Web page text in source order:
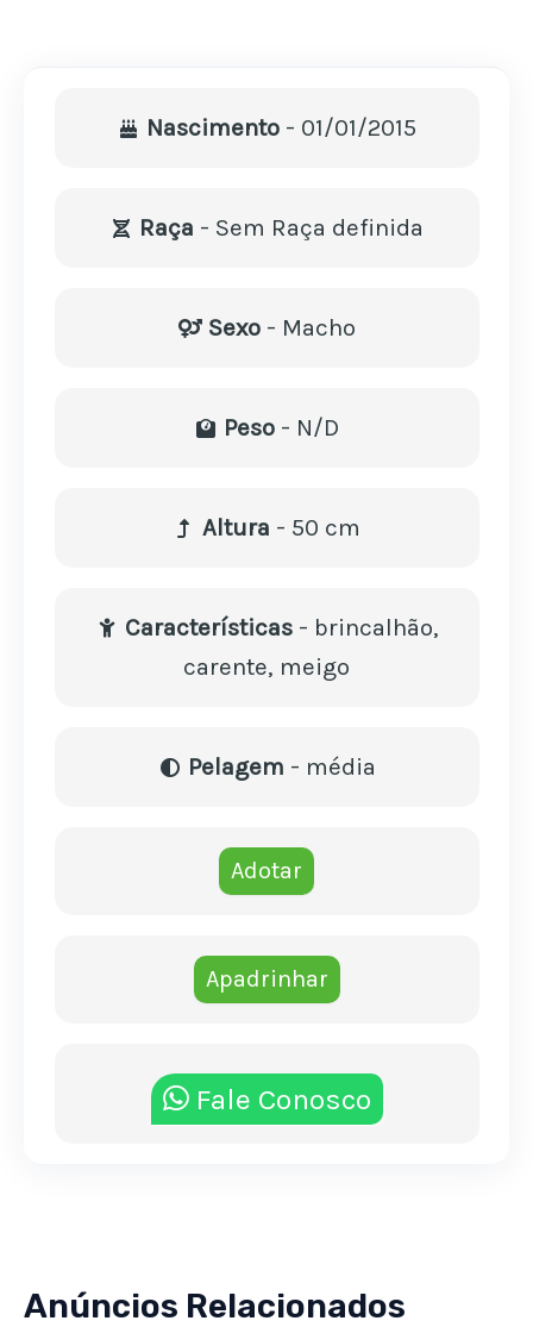
Nascimento - 01/01/2015
Raça - Sem Raça definida
Sexo- Macho
Peso - N/D
Altura - 50 cm
Características- brincalhão,
carente, meigo
Pelagem - média
Adotar
Apadrinhar
Fale Conosco
Anúncios Relacionados